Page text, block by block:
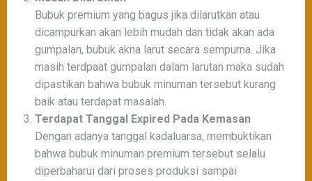
Bubuk premium yang bagus jika dilarutkan atau
dicampurkan akan lebih mudah dan tidak akan ada
gumpalan, bubuk akna larut secara sempurna. Jika
masih terdpaat gumpalan dalam larutan maka sudah
dipastikan bahwa bubuk minuman tersebut kurang
baik atau terdapat masalah.
Terdapat Tanggal Expired Pada Kemasan
Dengan adanya tanggal kadaluarsa, membuktikan
bahwa bubuk minuman premium tersebut selalu
diperbaharui dari proses produksi sampai